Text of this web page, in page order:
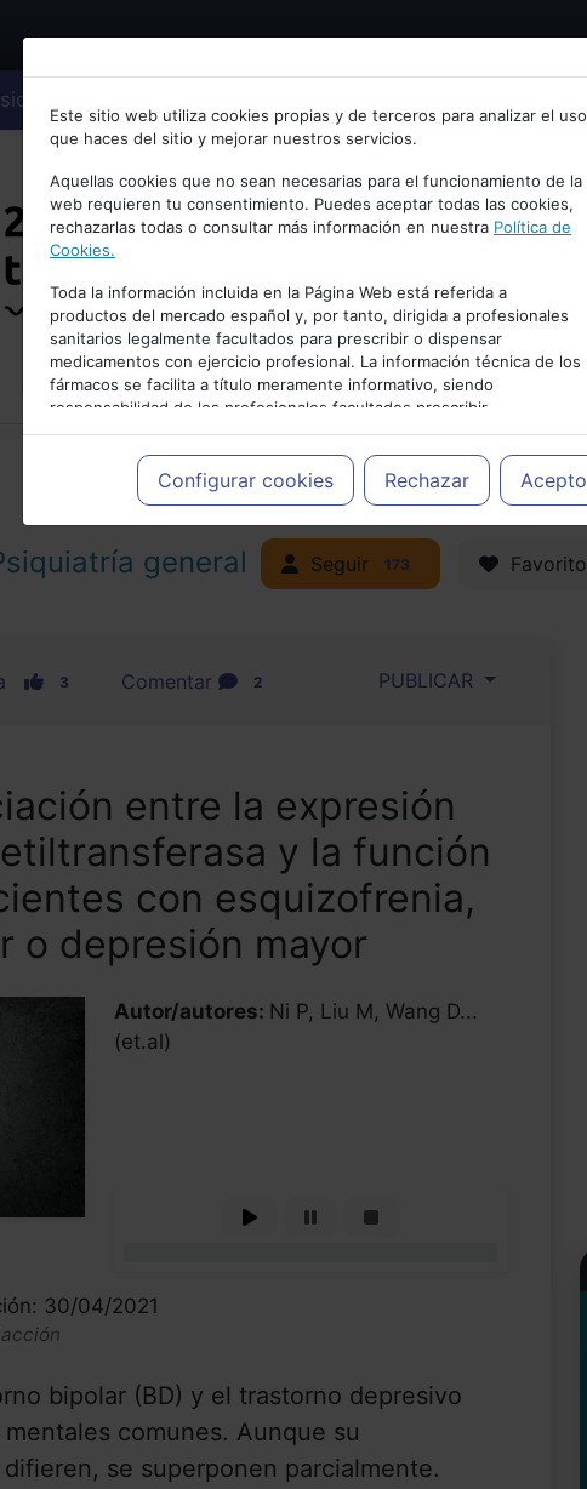
Bienvenid@ a psiquiatria.com
Escribe tu Email
Accede o regístrate con tu email.
Cancelar
Este sitio web utiliza cookies propias y de terceros para analizar el uso
que haces del sitio y mejorar nuestros servicios.
Aquellas cookies que no sean necesarias para el funcionamiento de la
web requieren tu consentimiento. Puedes aceptar todas las cookies,
rechazarlas todas o consultar más información en nuestra Política de
Cookies.
Toda la información incluida en la Página Web está referida a
productos del mercado español y, por tanto, dirigida a profesionales
sanitarios legalmente facultados para prescribir o dispensar
medicamentos con ejercicio profesional. La información técnica de los
fármacos se facilita a título meramente informativo, siendo
responsabilidad de los profesionales facultados prescribir
medicamentos y decidir, en cada caso concreto, el tratamiento más
adecuado a las necesidades del paciente.
Configurar cookies Rechazar Acepto
PUBLICIDAD
general Seguir 173 Favorito
3 Comentar 2 PUBLICAR
entre la expresión
y la función
con esquizofrenia,
o depresión mayor
Autor/autores: Ni P, Liu M, Wang D...
(et.al)
30/04/2021
bipolar (BD) y el trastorno depresivo
comunes. Aunque su
se superponen parcialmente.